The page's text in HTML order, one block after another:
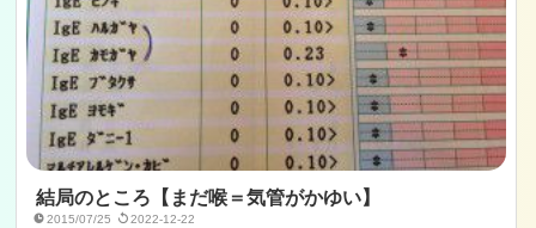
結局のところ【まだ喉＝気管がかゆい】
2015/07/25 2022-12-22